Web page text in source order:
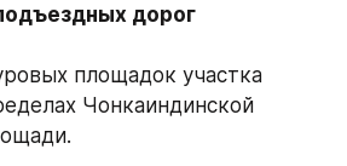
дорог
площадок участка
Чонкаиндинской